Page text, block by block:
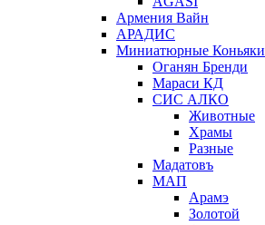
Армения Вайн
АРАДИС
Миниатюрные Коньяки
Оганян Бренди
Мараси КД
СИС АЛКО
Животные
Храмы
Разные
Мадатовъ
МАП
Арамэ
Золотой